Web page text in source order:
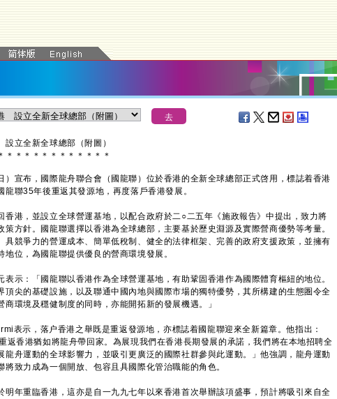
立全新全球總部（附圖）
＊ ＊ ＊ ＊ ＊ ＊ ＊ ＊ ＊ ＊ ＊ ＊
宣布，國際龍舟聯合會（國龍聯）位於香港的全新全球總部正式啓用，標誌着香港
聯35年後重返其發源地，再度落戶香港發展。
港，並設立全球營運基地，以配合政府於二○二五年《施政報告》中提出，致力將
策方針。國龍聯選擇以香港為全球總部，主要基於歷史淵源及實際營商優勢等考量。
具競爭力的營運成本、簡單低稅制、健全的法律框架、完善的政府支援政策，並擁有
位，為國龍聯提供優良的營商環境發展。
：「國龍聯以香港作為全球營運基地，有助鞏固香港作為國際體育樞紐的地位。
頂尖的基礎設施，以及聯通中國內地與國際市場的獨特優勢，其所構建的生態圏令全
環境及穩健制度的同時，亦能開拓新的發展機遇。」
示，落户香港之舉既是重返發源地，亦標誌着國龍聯迎來全新篇章。他指出：
返香港猶如將龍舟帶回家。為展現我們在香港長期發展的承諾，我們將在本地招聘全
龍舟運動的全球影響力，並吸引更廣泛的國際社群參與此運動。」他強調，龍舟運動
致力成為一個開放、包容且具國際化管治職能的角色。
年重臨香港，這亦是自一九九七年以來香港首次舉辦該項盛事，預計將吸引來自全